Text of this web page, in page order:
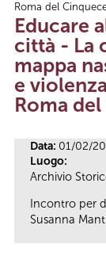
Roma del
Educare
città - La
mappa
e
Roma
Data: 01/02/
Luogo:
Archivio
Incontro per
Susanna